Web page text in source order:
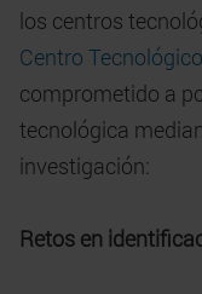
los centros
Centro Tecnológico
comprometido a
tecnológica
investigación:
Retos en